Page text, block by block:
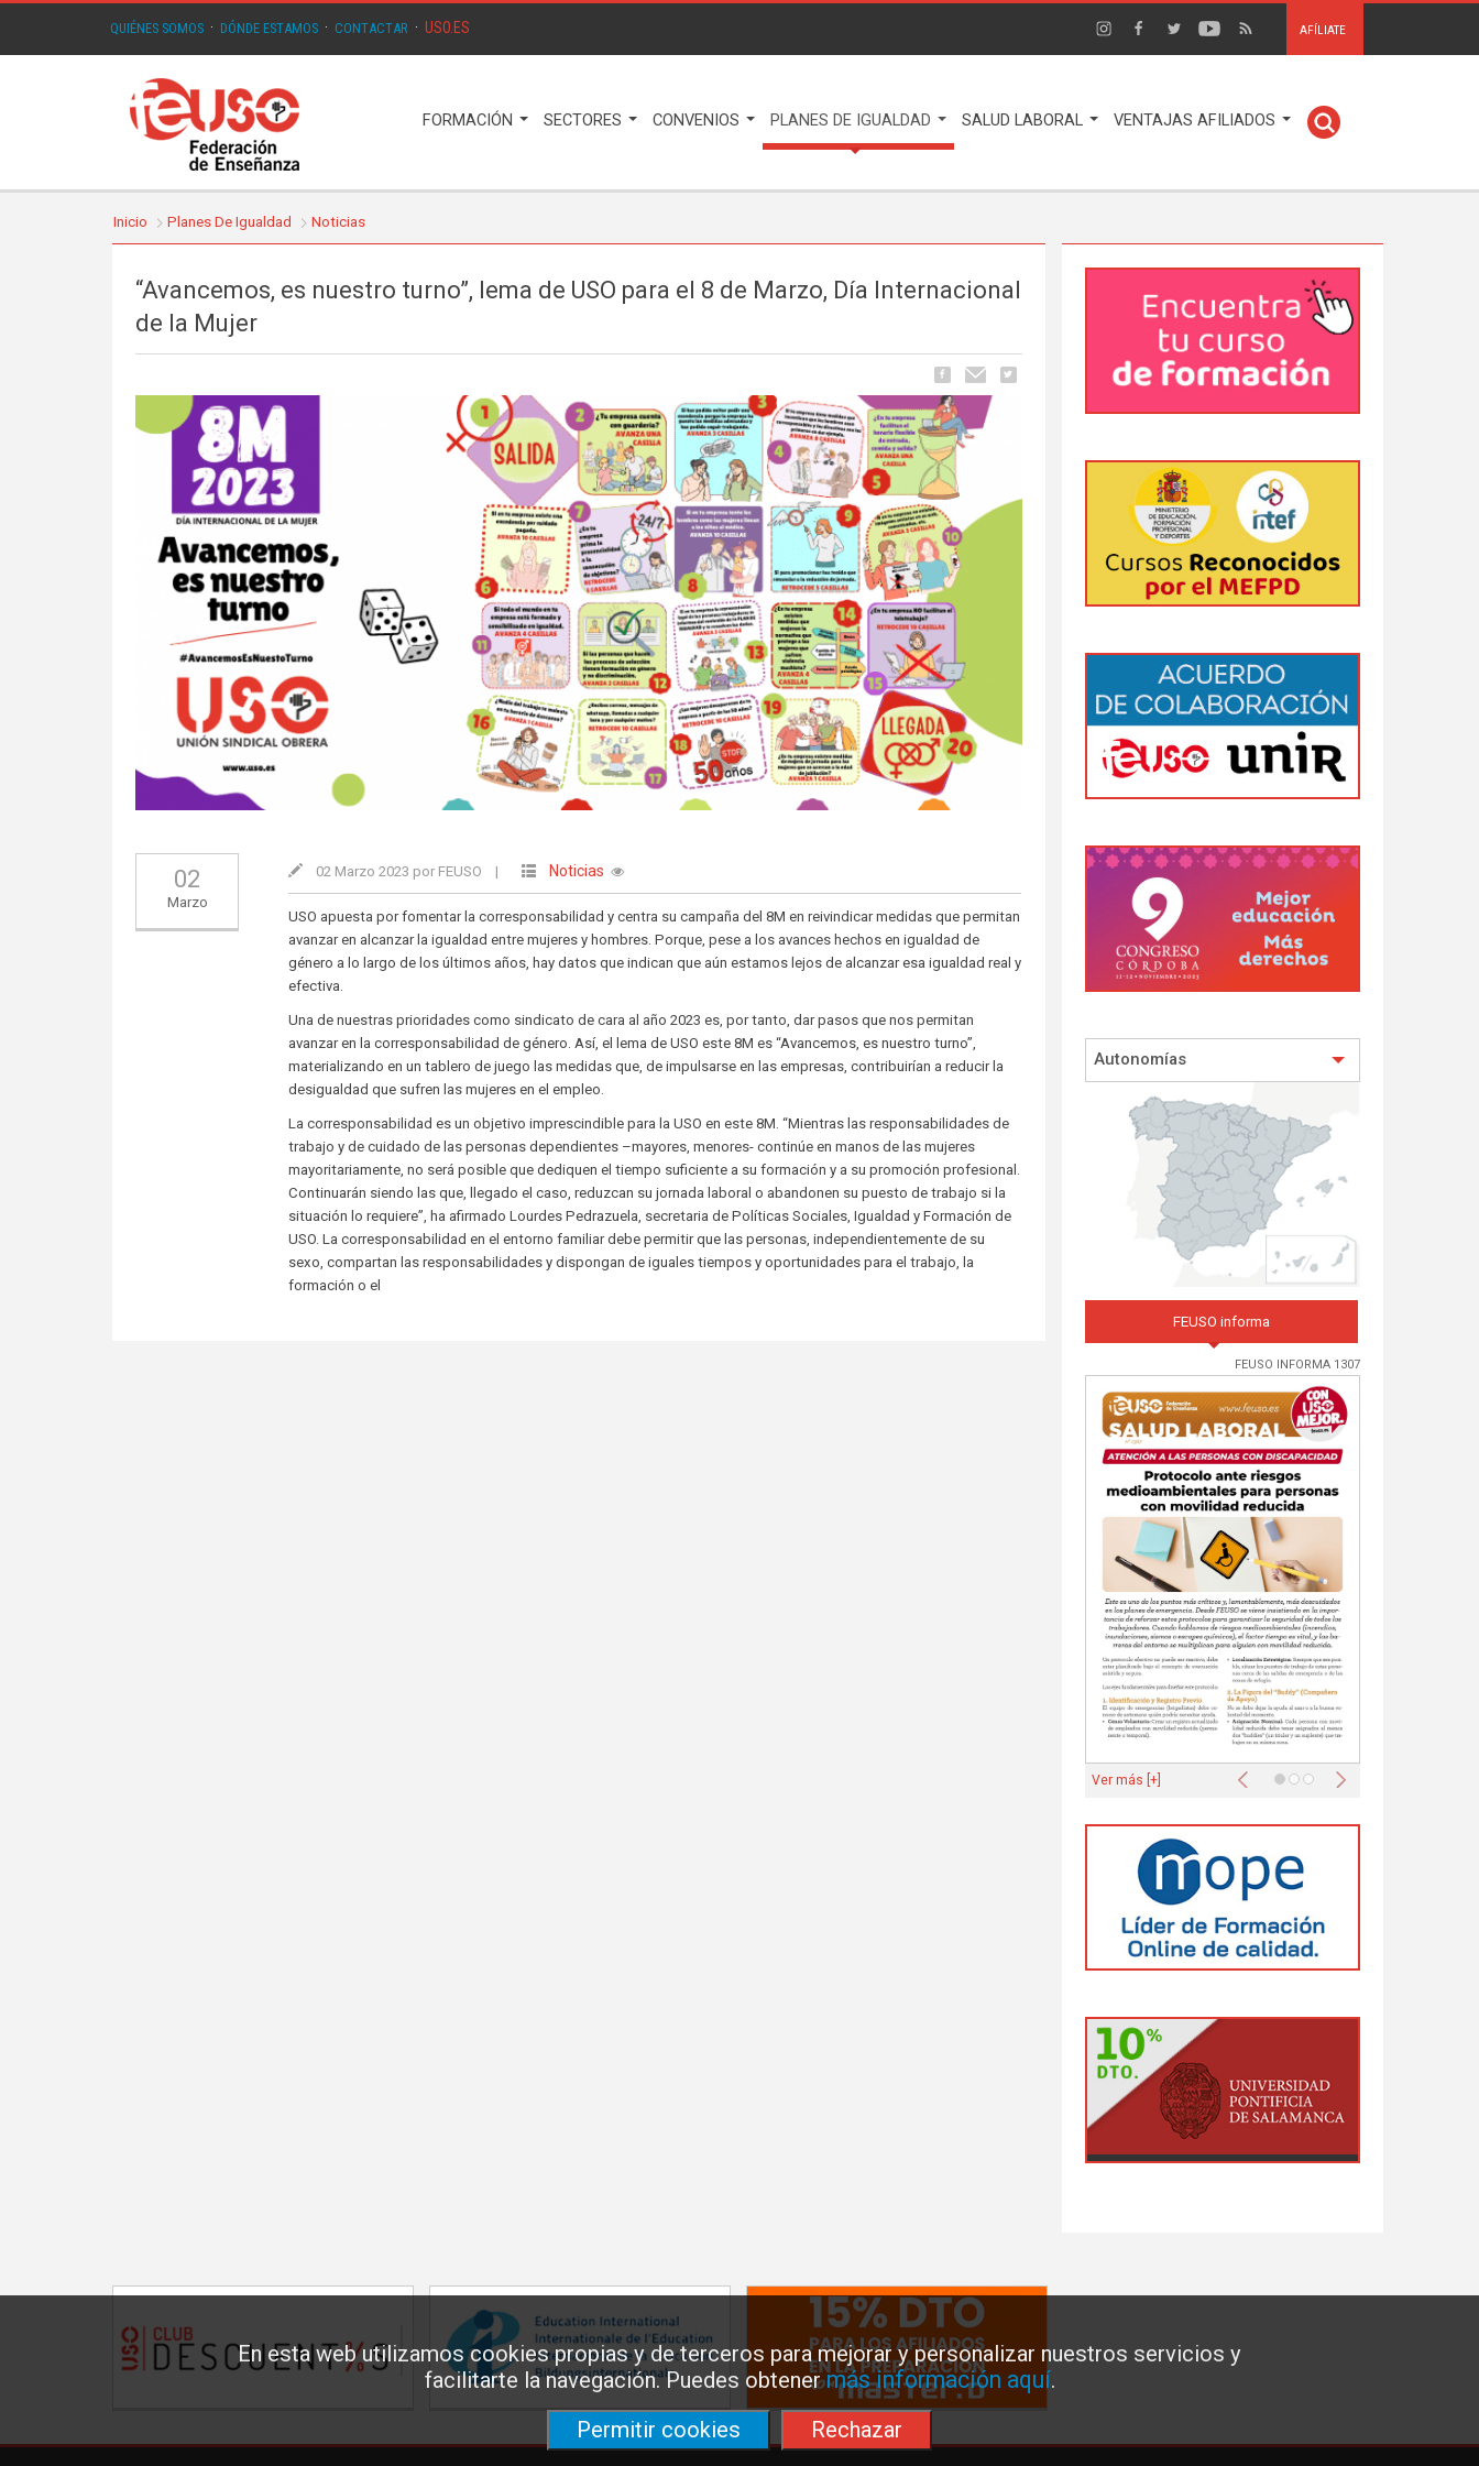
En esta web utilizamos cookies propias y de terceros para mejorar y personalizar nuestros servicios y
facilitarte la navegación. Puedes obtenermás información aquí.
Permitir cookies
Rechazar
QUIÉNES SOMOS · DÓNDE ESTAMOS · CONTACTAR · USO.ES AFÍLIATE
FORMACIÓN SECTORES CONVENIOS PLANES DE IGUALDAD SALUD LABORAL VENTAJAS AFILIADOS
Inicio Planes De Igualdad Noticias
“Avancemos, es nuestro turno”, lema de USO para el 8 de Marzo, Día Internacional
de la Mujer
02
Marzo
02 Marzo 2023 por FEUSO | Noticias
USO apuesta por fomentar la corresponsabilidad y centra su campaña del 8M en reivindicar medidas que permitan
avanzar en alcanzar la igualdad entre mujeres y hombres. Porque, pese a los avances hechos en igualdad de
género a lo largo de los últimos años, hay datos que indican que aún estamos lejos de alcanzar esa igualdad real y
efectiva.
Una de nuestras prioridades como sindicato de cara al año 2023 es, por tanto, dar pasos que nos permitan
avanzar en la corresponsabilidad de género. Así, el lema de USO este 8M es “Avancemos, es nuestro turno”,
materializando en un tablero de juego las medidas que, de impulsarse en las empresas, contribuirían a reducir la
desigualdad que sufren las mujeres en el empleo.
La corresponsabilidad es un objetivo imprescindible para la USO en este 8M. “Mientras las responsabilidades de
trabajo y de cuidado de las personas dependientes –mayores, menores- continúe en manos de las mujeres
mayoritariamente, no será posible que dediquen el tiempo suficiente a su formación y a su promoción profesional.
Continuarán siendo las que, llegado el caso, reduzcan su jornada laboral o abandonen su puesto de trabajo si la
situación lo requiere”, ha afirmado Lourdes Pedrazuela, secretaria de Políticas Sociales, Igualdad y Formación de
USO. La corresponsabilidad en el entorno familiar debe permitir que las personas, independientemente de su
sexo, compartan las responsabilidades y dispongan de iguales tiempos y oportunidades para el trabajo, la
formación o el
Autonomías
FEUSO informa
FEUSO INFORMA 1307
Anterior Siguiente
Ver más [+]